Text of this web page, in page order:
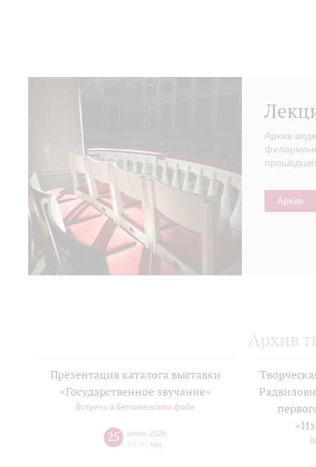
Архив
Архив
Архив
Презентация каталога выставки
«Государственное звучание»
Встречи в Бетховенском фойе
25 июня 2026
14:00 Чт